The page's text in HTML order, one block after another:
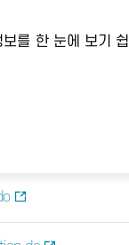
를 한 눈에 보기 쉽